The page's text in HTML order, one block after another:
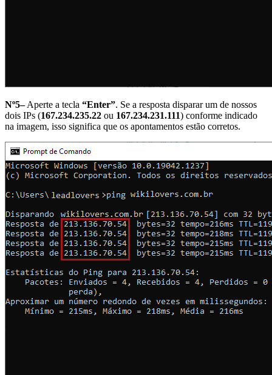
Nº5–Aperte a tecla “Enter”. Se a resposta disparar um de nossos
dois IPs (167.234.235.22 ou 167.234.231.111) conforme indicado
na imagem, isso significa que os apontamentos estão corretos.